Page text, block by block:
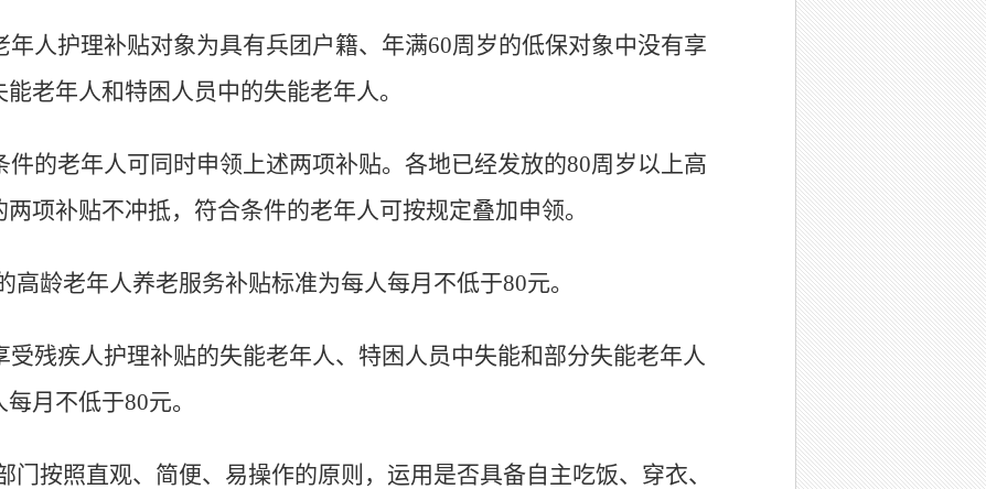
年人护理补贴对象为具有兵团户籍、年满60周岁的低保对象中没有享
老年人和特困人员中的失能老年人。
件的老年人可同时申领上述两项补贴。各地已经发放的80周岁以上高
项补贴不冲抵，符合条件的老年人可按规定叠加申领。
高龄老年人养老服务补贴标准为每人每月不低于80元。
受残疾人护理补贴的失能老年人、特困人员中失能和部分失能老年人
月不低于80元。
门按照直观、简便、易操作的原则，运用是否具备自主吃饭、穿衣、